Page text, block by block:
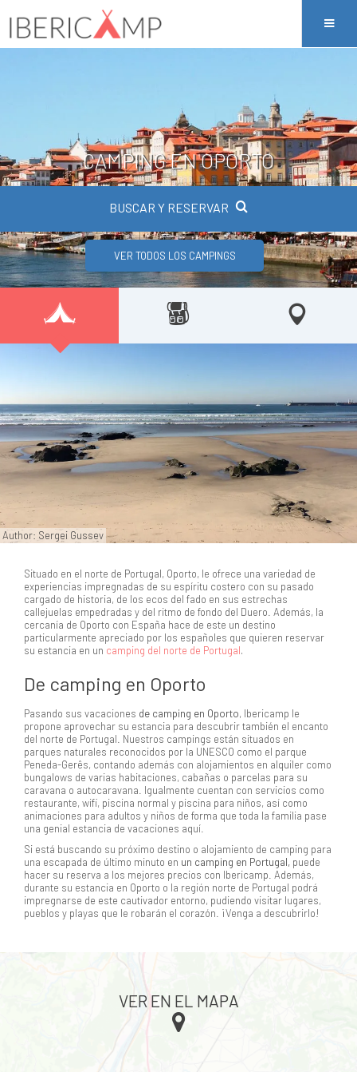
CAMPING EN OPORTO
BUSCAR Y RESERVAR
VER TODOS LOS CAMPINGS
Author: Sergei Gussev
Situado en el norte de Portugal, Oporto, le ofrece una variedad de
experiencias impregnadas de su espíritu costero con su pasado
cargado de historia, de los ecos del fado en sus estrechas
callejuelas empedradas y del ritmo de fondo del Duero. Además, la
cercanía de Oporto con España hace de este un destino
particularmente apreciado por los españoles que quieren reservar
su estancia en un camping del norte de Portugal.
De camping en Oporto
Pasando sus vacaciones de camping en Oporto, Ibericamp le
propone aprovechar su estancia para descubrir también el encanto
del norte de Portugal. Nuestros campings están situados en
parques naturales reconocidos por la UNESCO como el parque
Peneda-Gerês, contando además con alojamientos en alquiler como
bungalows de varias habitaciones, cabañas o parcelas para su
caravana o autocaravana. Igualmente cuentan con servicios como
restaurante, wifi, piscina normal y piscina para niños, así como
animaciones para adultos y niños de forma que toda la familia pase
una genial estancia de vacaciones aquí.
Si está buscando su próximo destino o alojamiento de camping para
una escapada de último minuto en un camping en Portugal, puede
hacer su reserva a los mejores precios con Ibericamp. Además,
durante su estancia en Oporto o la región norte de Portugal podrá
impregnarse de este cautivador entorno, pudiendo visitar lugares,
pueblos y playas que le robarán el corazón. ¡Venga a descubrirlo!
VER EN EL MAPA